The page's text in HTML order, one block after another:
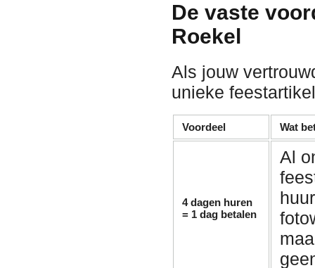
De vaste
Roekel
Als jouw
unieke
Voordeel Wat
4 dagen huren
= 1 dag betalen
Al